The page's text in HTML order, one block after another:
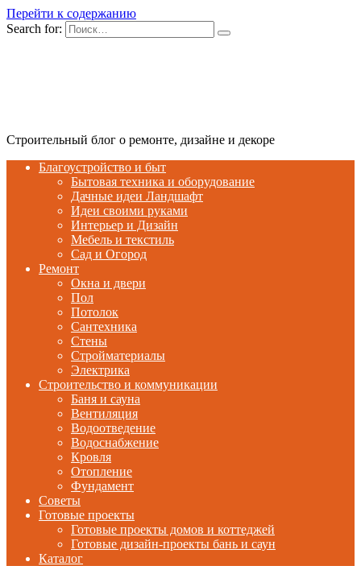
Перейти к содержанию
Search for:
Строительный блог о ремонте, дизайне и декоре
Благоустройство и быт
Бытовая техника и оборудование
Дачные идеи Ландшафт
Идеи своими руками
Интерьер и Дизайн
Мебель и текстиль
Сад и Огород
Ремонт
Окна и двери
Пол
Потолок
Сантехника
Стены
Стройматериалы
Электрика
Строительство и коммуникации
Баня и сауна
Вентиляция
Водоотведение
Водоснабжение
Кровля
Отопление
Фундамент
Советы
Готовые проекты
Готовые проекты домов и коттеджей
Готовые дизайн-проекты бань и саун
Каталог